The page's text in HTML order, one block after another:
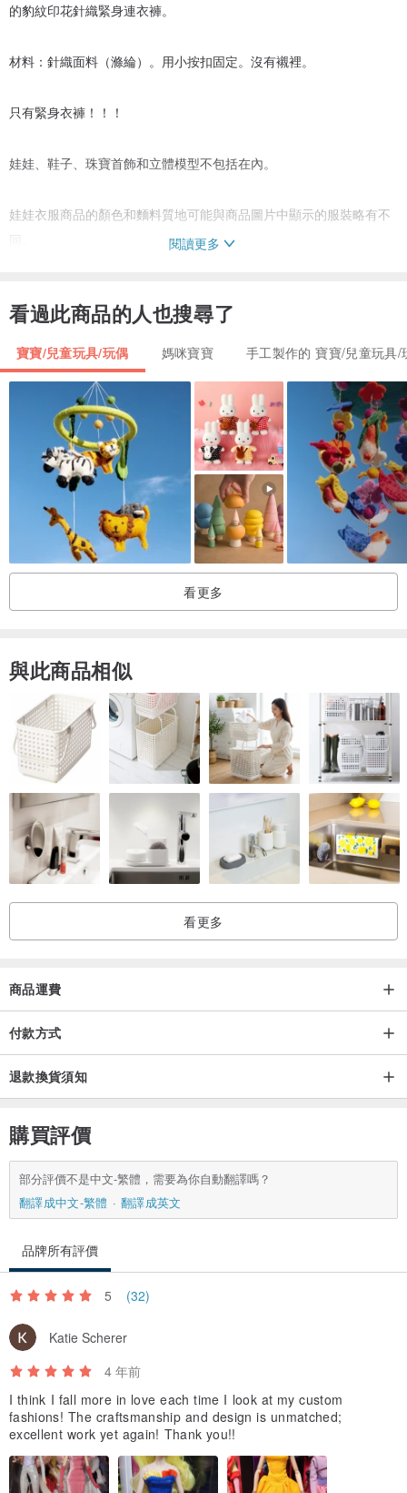
的豹紋印花針織緊身連衣褲。
材料：針織面料（滌綸）。用小按扣固定。沒有襯裡。
只有緊身衣褲！！！
娃娃、鞋子、珠寶首飾和立體模型不包括在內。
娃娃衣服商品的顏色和麵料質地可能與商品圖片中顯示的服裝略有不
來自無菸無寵物工作室。
這種時裝可以縫製不同體型的娃娃，如 PashaPasha、PashaPasha
Mini、Tonner Tyler 和 Deja Vu、Avantguards、Sybarites、Tender
Creation、Poppy Parker、Tulabelle、Barbie、Momoko、Blythe 和
其他娃娃。
若有興趣請聯繫本人。
如有任何問題，請隨時提問。
我在全球範圍內發貨。我確實結合運輸。
閱讀更多
看過此商品的人也搜尋了
寶寶/兒童玩具/玩偶 媽咪寶寶 手工製作的 寶寶/兒童玩具/
看更多
與此商品相似
看更多
商品運費
付款方式
退款換貨須知
購買評價
部分評價不是中文-繁體，需要為你自動翻譯嗎？
翻譯成中文-繁體
翻譯成英文
品牌所有評價
5 (32)
Katie Scherer
4 年前
I think I fall more in love each time I look at my custom
fashions! The craftsmanship and design is unmatched;
excellent work yet again! Thank you!!